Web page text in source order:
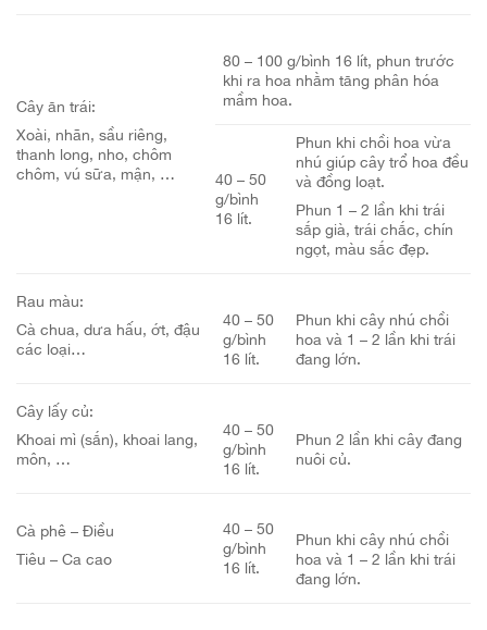
Cây ăn trái:
Xoài, nhãn, sầu riêng,
thanh long, nho, chôm
chôm, vú sữa, mận, …
80 – 100 g/bình 16 lít, phun trước
khi ra hoa nhằm tăng phân hóa
mầm hoa.
40 – 50
g/bình
16 lít.
Phun khi chồi hoa vừa
nhú giúp cây trổ hoa đều
và đồng loạt.
Phun 1 – 2 lần khi trái
sắp già, trái chắc, chín
ngọt, màu sắc đẹp.
Rau màu:
Cà chua, dưa hấu, ớt, đậu
các loại…
40 – 50
g/bình
16 lít.
Phun khi cây nhú chồi
hoa và 1 – 2 lần khi trái
đang lớn.
Cây lấy củ:
Khoai mì (sắn), khoai lang,
môn, …
40 – 50
g/bình
16 lít.
Phun 2 lần khi cây đang
nuôi củ.
Cà phê – Điều
Tiêu – Ca cao
40 – 50
g/bình
16 lít.
Phun khi cây nhú chồi
hoa và 1 – 2 lần khi trái
đang lớn.